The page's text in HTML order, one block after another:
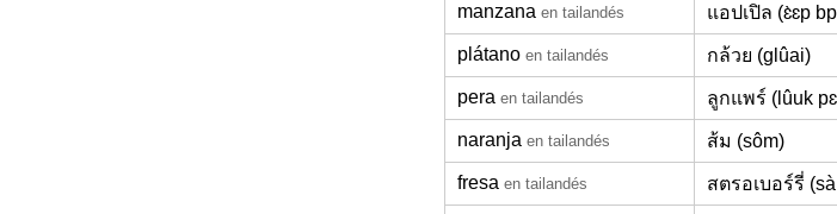
manzana en tailandés แอปเปิล (ɛ̀ɛp
plátano en tailandés กล้วย (glûai)
pera en tailandés ลูกแพร์ (lûuk
naranja en tailandés ส้ม (sôm)
fresa en tailandés สตรอเบอร์รี่